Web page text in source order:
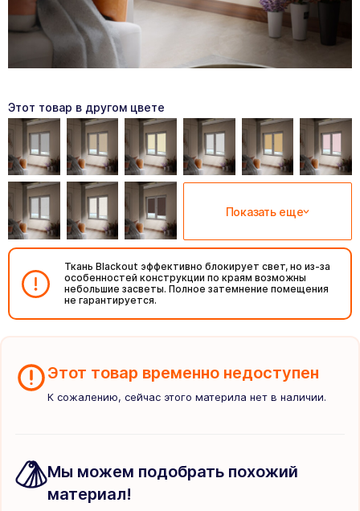
Этот товар в другом цвете
Показать еще
Ткань Blackout эффективно блокирует свет, но из-за
особенностей конструкции по краям возможны
небольшие засветы. Полное затемнение помещения
не гарантируется.
Этот товар временно недоступен
К сожалению, сейчас этого материла нет в наличии.
Мы можем подобрать похожий
материал!